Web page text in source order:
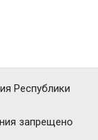
запрещено
Республики